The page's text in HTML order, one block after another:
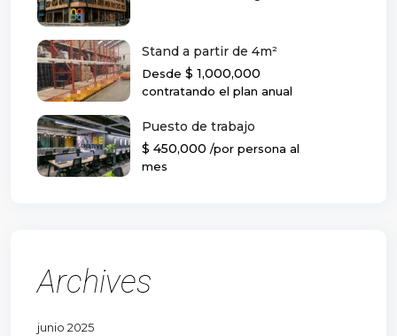
Stand a partir de 4m²
Desde $ 1,000,000
contratando el plan anual
Puesto de trabajo
$ 450,000 /por persona al
mes
Archives
junio 2025